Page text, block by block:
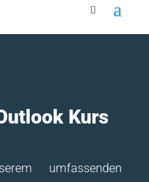
Kurs
umfassenden